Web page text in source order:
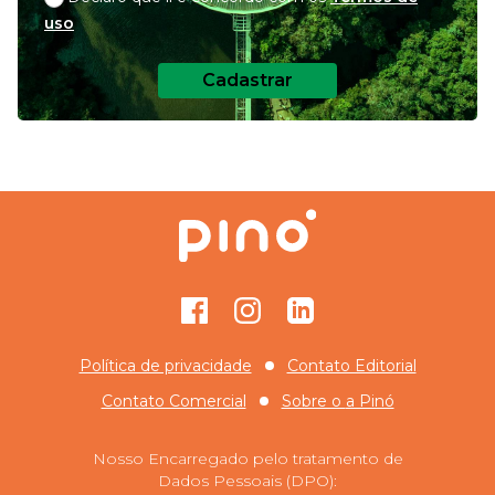
uso
Cadastrar
FacebookInstagramGitHub
Política de privacidade
Contato Editorial
Contato Comercial
Sobre o a Pinó
Nosso Encarregado pelo tratamento de
Dados Pessoais (DPO):